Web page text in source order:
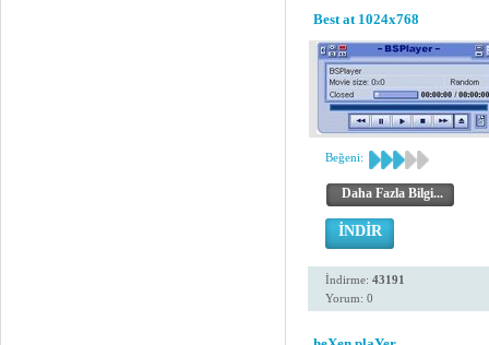
Best at 1024x768
Beğeni:
Daha Fazla Bilgi...
İNDİR
İndirme: 43191
Yorum: 0